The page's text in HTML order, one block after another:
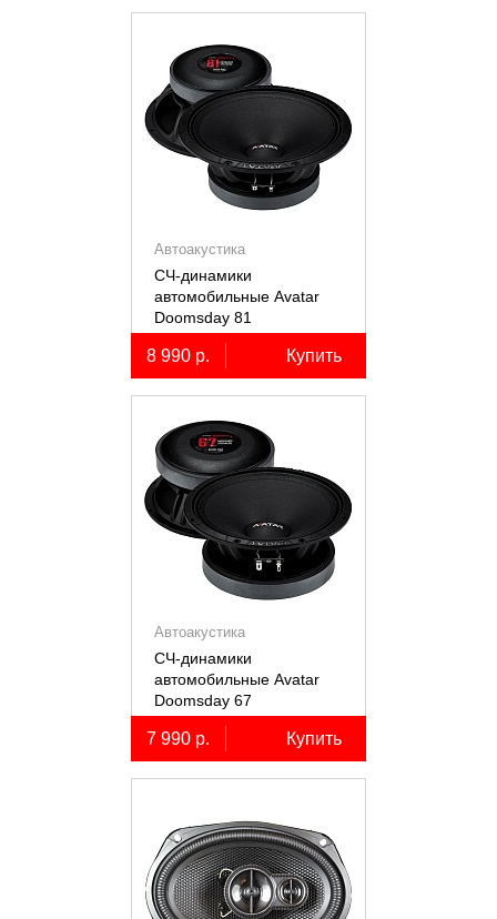
Автоакустика
СЧ-динамики
автомобильные Avatar
Doomsday 81
8 990 р. Купить
Автоакустика
СЧ-динамики
автомобильные Avatar
Doomsday 67
7 990 р. Купить